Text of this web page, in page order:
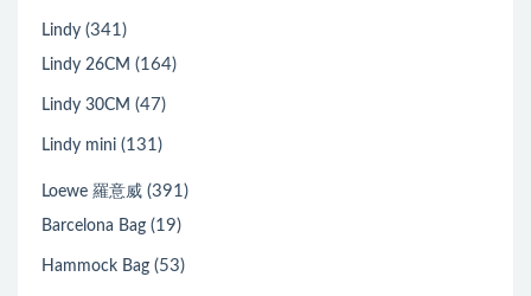
Lindy (341)
Lindy 26CM (164)
Lindy 30CM (47)
Lindy mini (131)
Loewe 羅意威 (391)
Barcelona Bag (19)
Hammock Bag (53)